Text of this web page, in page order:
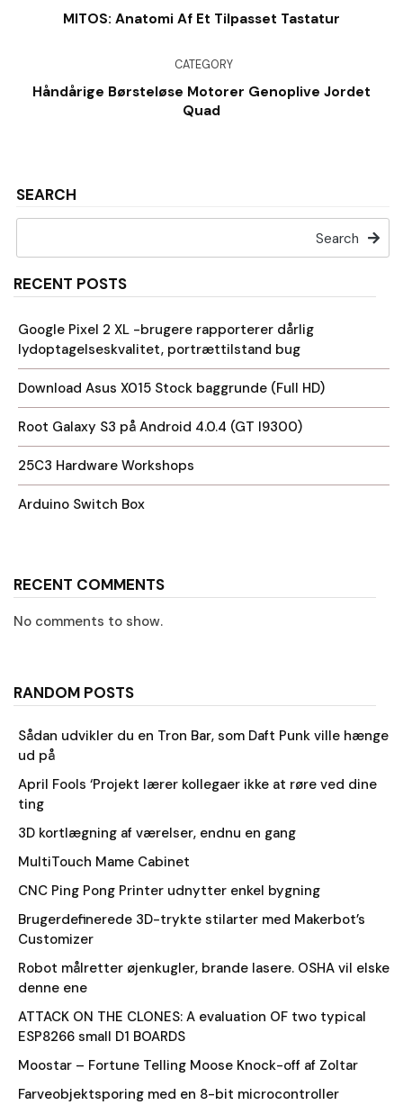
SEARCH
Search
RECENT POSTS
Google Pixel 2 XL -brugere rapporterer dårlig
lydoptagelseskvalitet, portrættilstand bug
Download Asus X015 Stock baggrunde (Full HD)
Root Galaxy S3 på Android 4.0.4 (GT I9300)
25C3 Hardware Workshops
Arduino Switch Box
RECENT COMMENTS
No comments to show.
RANDOM POSTS
Sådan udvikler du en Tron Bar, som Daft Punk ville hænge
ud på
April Fools ‘Projekt lærer kollegaer ikke at røre ved dine
ting
3D kortlægning af værelser, endnu en gang
MultiTouch Mame Cabinet
CNC Ping Pong Printer udnytter enkel bygning
Brugerdefinerede 3D-trykte stilarter med Makerbot’s
Customizer
Robot målretter øjenkugler, brande lasere. OSHA vil elske
denne ene
ATTACK ON THE CLONES: A evaluation OF two typical
ESP8266 small D1 BOARDS
Moostar – Fortune Telling Moose Knock-off af Zoltar
Farveobjektsporing med en 8-bit microcontroller
MITOS: Anatomi Af Et Tilpasset Tastatur
CATEGORY
Håndårige Børsteløse Motorer Genoplive Jordet
Quad